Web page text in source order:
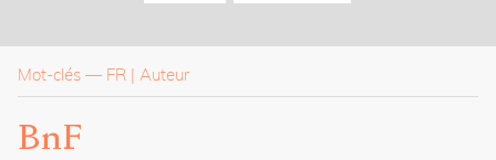
La
revue
Mot-clés — FR Auteur
BnF